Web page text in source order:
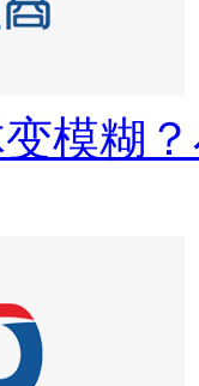
模糊